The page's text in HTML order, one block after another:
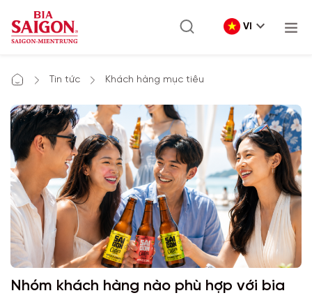
VI
Tin tức Khách hàng mục tiêu
Nhóm khách hàng nào phù hợp với bia